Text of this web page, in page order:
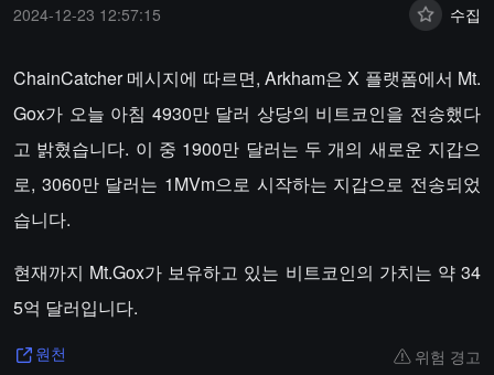
2024-12-23 12:57:15 수집
ChainCatcher 메시지에 따르면, Arkham은 X 플랫폼에서 Mt.
Gox가 오늘 아침 4930만 달러 상당의 비트코인을 전송했다
고 밝혔습니다. 이 중 1900만 달러는 두 개의 새로운 지갑으
로, 3060만 달러는 1MVm으로 시작하는 지갑으로 전송되었
습니다.
현재까지 Mt.Gox가 보유하고 있는 비트코인의 가치는 약 34
5억 달러입니다.
원천 위험 경고